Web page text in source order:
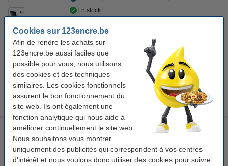
Cookies sur 123encre.be
Afin de rendre les achats sur
123encre.be aussi faciles que
possible pour vous, nous utilisons
des cookies et des techniques
similaires. Les cookies fonctionnels
assurent le bon fonctionnement du
site web. Ils ont également une
fonction analytique qui nous aide à
améliorer continuellement le site web.
Nous souhaitons vous montrer
uniquement des publicités qui correspondent à vos centres
d'intérêt et nous voulons donc utiliser des cookies pour suivre
En stock
44,50 €
Économisez jusqu'à35%avec notre marque propre
123encre filtre de confidentialité universel pour ordinateur
portable 14 pouces 16:9
24,95 €
Kensington 15,6 pouces 16:9 filtre de confidentialité
Kensington
filtre de confidentialité pour ordinateur portable
345 x 194 mm (Lxl)
ordinateur portable